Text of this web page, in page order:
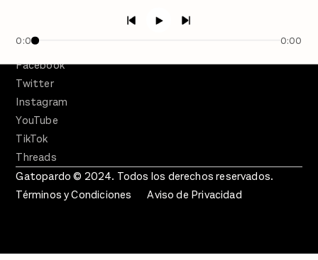
0:00 0:00
Facebook
Twitter
Instagram
YouTube
TikTok
Threads
Gatopardo © 2024. Todos los derechos reservados.
Términos y Condiciones
Aviso de Privacidad